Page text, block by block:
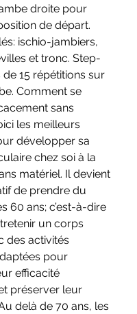
droite pour
de départ.
ischio-jambiers,
et tronc. Step-
de 15 répétitions sur
Comment se
sans
les meilleurs
développer sa
chez soi à la
matériel. Il devient
de prendre du
60 ans; c’est-à-dire
un corps
des activités
pour
efficacité
préserver leur
delà de 70 ans, les